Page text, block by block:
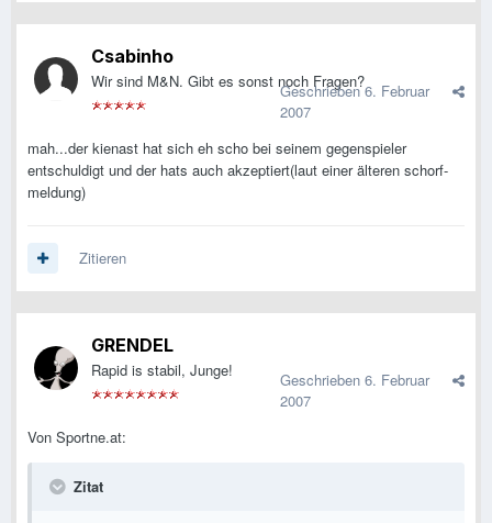
Csabinho
Wir sind M&N. Gibt es sonst noch Fragen?
Geschrieben6. Februar
2007
mah...der kienast hat sich eh scho bei seinem gegenspieler
entschuldigt und der hats auch akzeptiert(laut einer älteren schorf-
meldung)
Zitieren
GRENDEL
Rapid is stabil, Junge! Geschrieben 6. Februar
2007
Von Sportne.at:
Zitat